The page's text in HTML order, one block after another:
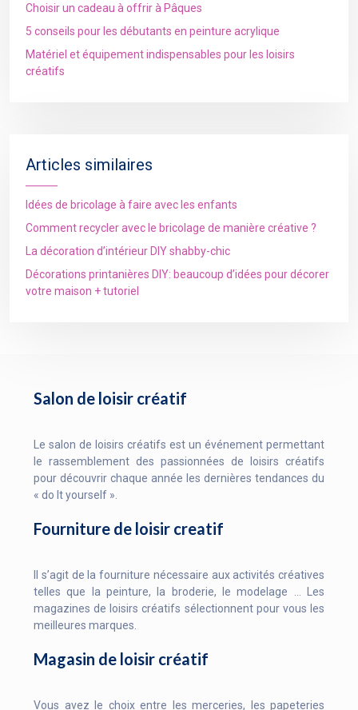
Choisir un cadeau à offrir à Pâques
5 conseils pour les débutants en peinture acrylique
Matériel et équipement indispensables pour les loisirs
créatifs
Articles similaires
Idées de bricolage à faire avec les enfants
Comment recycler avec le bricolage de manière créative ?
La décoration d’intérieur DIY shabby-chic
Décorations printanières DIY: beaucoup d’idées pour décorer
votre maison + tutoriel
Salon de loisir créatif
Le salon de loisirs créatifs est un événement permettant
le rassemblement des passionnées de loisirs créatifs
pour découvrir chaque année les dernières tendances du
« do It yourself ».
Fourniture de loisir creatif
Il s’agit de la fourniture nécessaire aux activités créatives
telles que la peinture, la broderie, le modelage … Les
magazines de loisirs créatifs sélectionnent pour vous les
meilleures marques.
Magasin de loisir créatif
Vous avez le choix entre les merceries, les papeteries